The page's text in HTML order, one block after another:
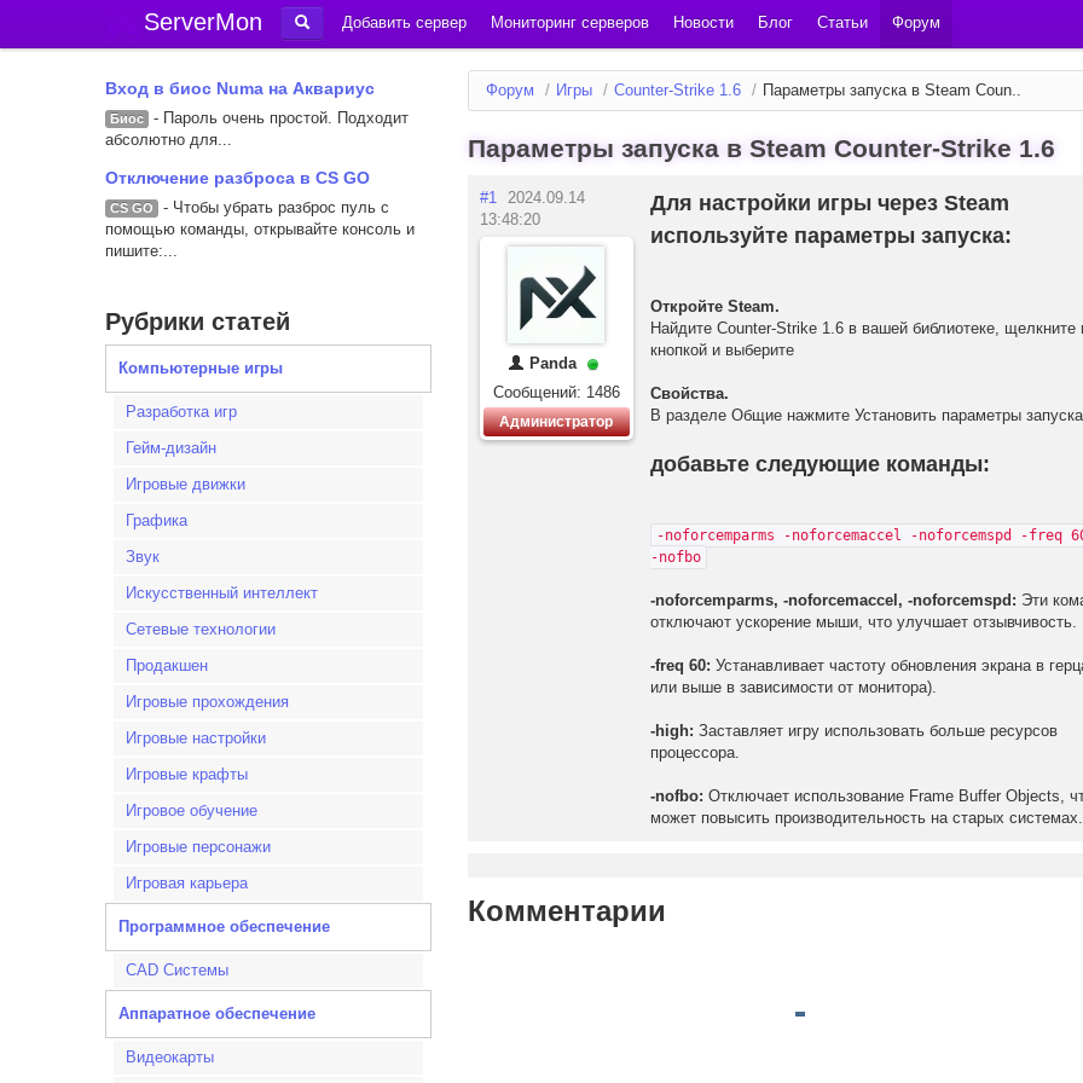
ServerMon Добавить сервер Мониторинг серверов Новости Блог Статьи Форум
Вход в биос Numa на Аквариус
Биос
- Пароль очень простой. Подходит
абсолютно для...
Отключение разброса в CS GO
CS GO
- Чтобы убрать разброс пуль с
помощью команды, открывайте консоль и
пишите:...
Рубрики статей
Компьютерные игры
Разработка игр
Гейм-дизайн
Игровые движки
Графика
Звук
Искусственный интеллект
Сетевые технологии
Продакшен
Игровые прохождения
Игровые настройки
Игровые крафты
Игровое обучение
Игровые персонажи
Игровая карьера
Программное обеспечение
CAD Системы
Аппаратное обеспечение
Видеокарты
Форум / Игры / Counter-Strike 1.6 / Параметры запуска в Steam Coun..
Параметры запуска в Steam Counter-Strike 1.6
#1 2024.09.14
13:48:20
Panda
Сообщений: 1486
Администратор
Для настройки игры через Steam
используйте параметры запуска:
Откройте Steam.
Найдите Counter-Strike 1.6 в вашей библиотеке, щелкните
кнопкой и выберите
Свойства.
В разделе Общие нажмите Установить параметры
добавьте следующие команды:
-noforcemparms -noforcemaccel -noforcemspd -freq
-nofbo
-noforcemparms, -noforcemaccel, -noforcemspd: Эти
отключают ускорение мыши, что улучшает отзывчивость.
-freq 60:Устанавливает частоту обновления экрана в
или выше в зависимости от монитора).
-high: Заставляет игру использовать больше ресурсов
процессора.
-nofbo: Отключает использование Frame Buffer Objects,
может повысить производительность на старых системах.
Комментарии